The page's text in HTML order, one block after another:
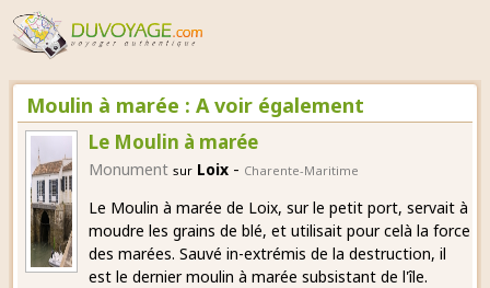
Moulin à marée : A voir également
Le Moulin à marée
Monument sur Loix - Charente-Maritime
Le Moulin à marée de Loix, sur le petit port, servait à
moudre les grains de blé, et utilisait pour celà la force
des marées. Sauvé in-extrémis de la destruction, il
est le dernier moulin à marée subsistant de l'île.